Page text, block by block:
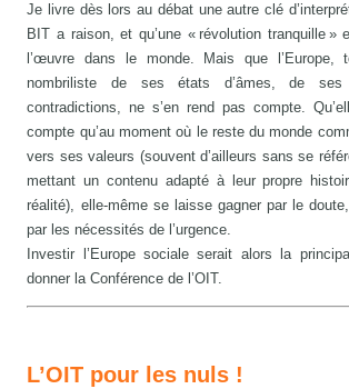
Je livre dès lors au débat une autre clé
BIT a raison, et qu’une « révolution tranquille »
l’œuvre dans le monde. Mais que l’Europe,
nombriliste de ses états d’âmes, de
contradictions, ne s’en rend pas compte.
compte qu’au moment où le reste du monde
vers ses valeurs (souvent d’ailleurs sans se
mettant un contenu adapté à leur propre
réalité), elle-même se laisse gagner par le
par les nécessités de l’urgence.
Investir l’Europe sociale serait alors la
donner la Conférence de l’OIT.
L’OIT pour les nuls !